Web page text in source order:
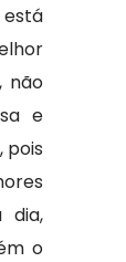
não
e
pois
dia,
o